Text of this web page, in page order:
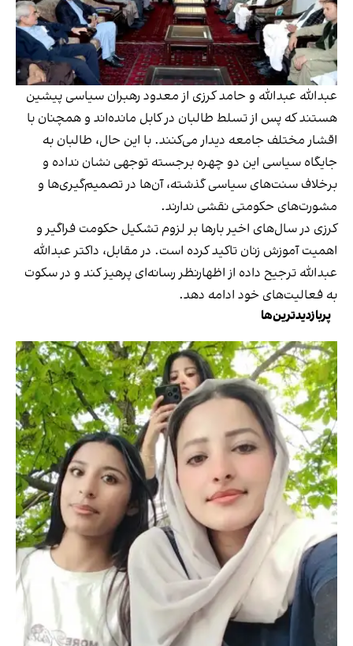
عبدالله عبدالله و حامد کرزی از معدود رهبران سیاسی پیشین
هستند که پس از تسلط طالبان در کابل مانده‌اند و همچنان با
اقشار مختلف جامعه دیدار می‌کنند. با این حال، طالبان به
جایگاه سیاسی این دو چهره برجسته توجهی نشان نداده و
برخلاف سنت‌های سیاسی گذشته، آن‌ها در تصمیم‌گیری‌ها و
مشورت‌های حکومتی نقشی ندارند.
کرزی در سال‌های اخیر بارها بر لزوم تشکیل حکومت فراگیر و
اهمیت آموزش زنان تاکید کرده است. در مقابل، داکتر عبدالله
عبدالله ترجیح داده از اظهارنظر رسانه‌ای پرهیز کند و در سکوت
به فعالیت‌های خود ادامه دهد.
پربازدیدترین‌ها